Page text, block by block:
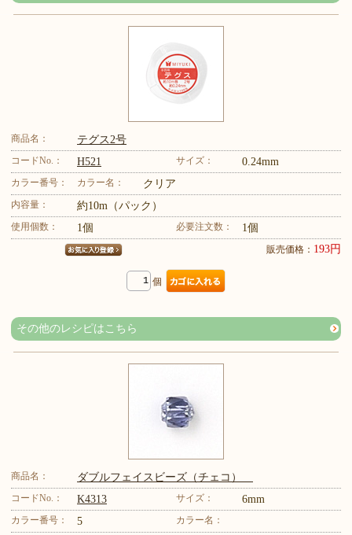
商品名： テグス2号
コードNo.： H521 サイズ： 0.24mm
カラー番号： カラー名： クリア
内容量： 約10m（パック）
使用個数： 1個 必要注文数： 1個
販売価格： 193円
個
その他のレシピはこちら
商品名： ダブルフェイスビーズ（チェコ）
コードNo.： K4313 サイズ： 6mm
カラー番号： 5
カラー名：